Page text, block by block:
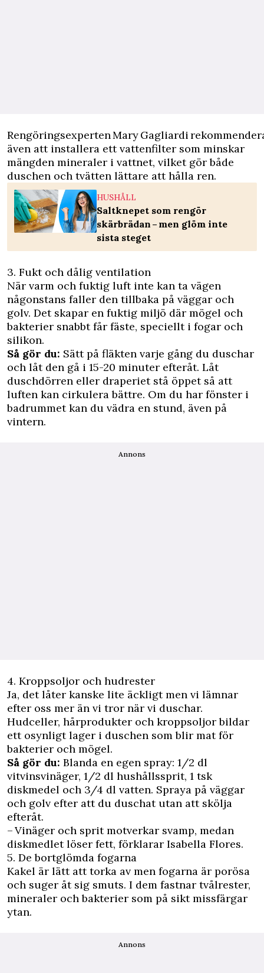
Rengöringsexperten Mary Gagliardi
även att installera ett vattenfilter som minskar
mängden mineraler i vattnet, vilket gör både
duschen och tvätten lättare att hålla ren.
HUSHÅLL
Saltknepet som rengör
skärbrädan – men glöm inte
sista steget
3. Fukt och dålig ventilation
När varm och fuktig luft inte kan ta vägen
någonstans faller den tillbaka på väggar och
golv. Det skapar en fuktig miljö där mögel och
bakterier snabbt får fäste, speciellt i fogar och
silikon.
Så gör du: Sätt på fläkten varje gång du duschar
och låt den gå i 15-20 minuter efteråt. Låt
duschdörren eller draperiet stå öppet så att
luften kan cirkulera bättre. Om du har fönster i
badrummet kan du vädra en stund, även på
vintern.
Annons
4. Kroppsoljor och hudrester
Ja, det låter kanske lite äckligt men vi lämnar
efter oss mer än vi tror när vi duschar.
Hudceller, hårprodukter och kroppsoljor bildar
ett osynligt lager i duschen som blir mat för
bakterier och mögel.
Så gör du: Blanda en egen spray: 1/2 dl
vitvinsvinäger, 1/2 dl hushållssprit, 1 tsk
diskmedel och 3/4 dl vatten. Spraya på väggar
och golv efter att du duschat utan att skölja
efteråt.
– Vinäger och sprit motverkar svamp, medan
diskmedlet löser fett, förklarar Isabella Flores.
5. De bortglömda fogarna
Kakel är lätt att torka av men fogarna är porösa
och suger åt sig smuts. I dem fastnar tvålrester,
mineraler och bakterier som på sikt missfärgar
ytan.
Annons